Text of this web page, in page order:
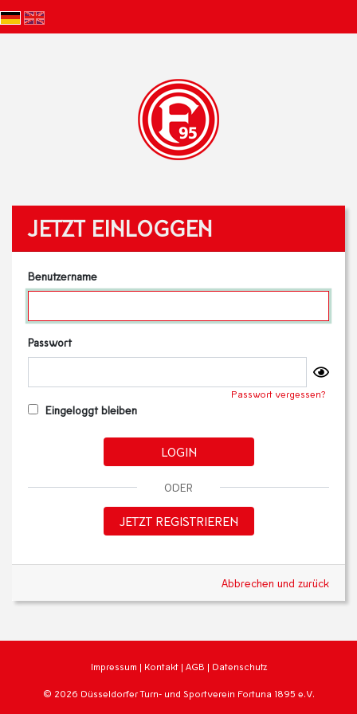
JETZT EINLOGGEN
Benutzername
Passwort
Passwort vergessen?
Eingeloggt bleiben
LOGIN
ODER
JETZT REGISTRIEREN
Abbrechen und zurück
Impressum | Kontakt | AGB | Datenschutz
© 2026 Düsseldorfer Turn- und Sportverein Fortuna 1895 e.V.